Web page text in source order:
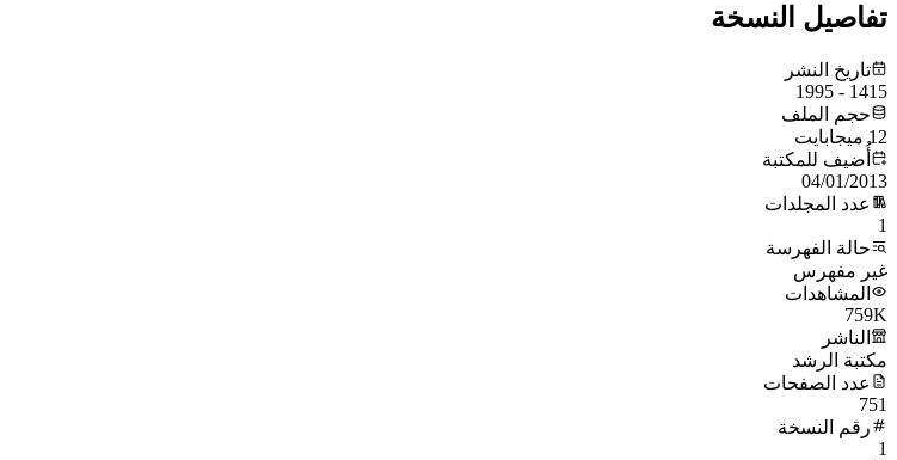
تفاصيل النسخة
تاريخ النشر
1415 - 1995
حجم الملف
12 ميجابايت
أُضيف للمكتبة
04/01/2013
عدد المجلدات
1
حالة الفهرسة
غير مفهرس
المشاهدات
759K
الناشر
مكتبة الرشد
عدد الصفحات
751
رقم النسخة
1